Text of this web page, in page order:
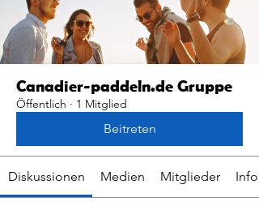
Canadier-paddeln.de Gruppe
Öffentlich · 1 Mitglied
Beitreten
Diskussionen Medien Mitglieder Info